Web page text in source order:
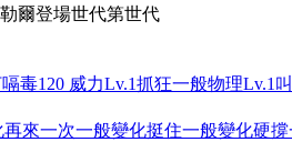
爾登場世代第世代
毒120 威力Lv.1抓狂一般物理Lv.1
再來一次一般變化挺住一般變化硬撐